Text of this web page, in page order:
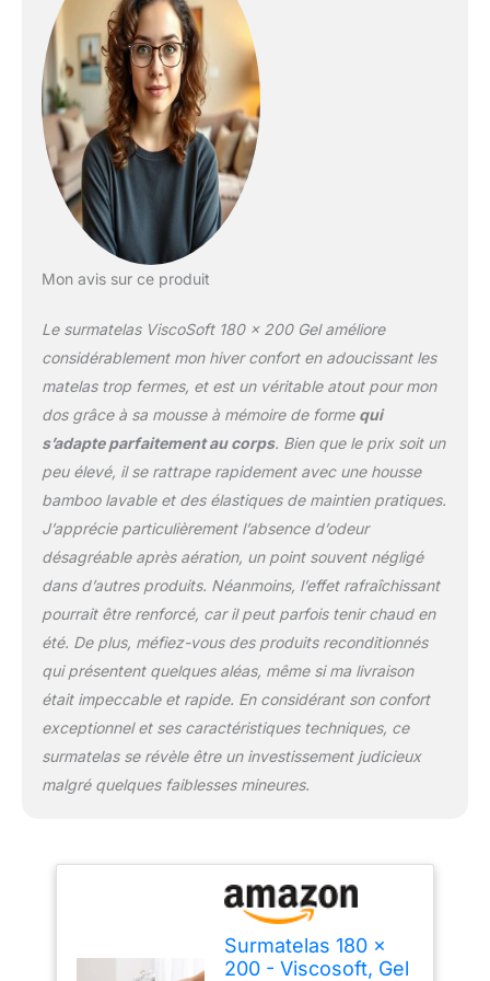
densité épouse votre
corps, soulage
efficacement les zones
sensibles et offre un
confort durable. Mousse
infusée de gel –
Respirante et légère, elle
assure une circulation de
l’air optimale pour un
sommeil frais et
dormeur bénéficie d’un
maintien individuel, le
surmatelas absorbant
tous les mouvements et
garantissant un sommeil
serein, même sur un lit
partagé. Maintien parfait
– Sangles solides et
dessous antidérapant
assurant une fixation
stable et sans glissement
sur tout matelas 180 x
200, même lorsqu’il est
matelas ou une alèse.
Housse déhoussable –
Contenant de la viscose
de bambou,
hypoallergénique, douce
au toucher et
entretenir, passe en
machine pour un lit sain
et toujours frais.
Mon avis sur ce produit
Le surmatelas ViscoSoft 180 x 200 Gel améliore
considérablement mon hiver confort en adoucissant les
matelas trop fermes, et est un véritable atout pour mon
dos grâce à sa mousse à mémoire de forme qui
s’adapte parfaitement au corps. Bien que le prix soit un
peu élevé, il se rattrape rapidement avec une housse
bamboo lavable et des élastiques de maintien pratiques.
J’apprécie particulièrement l’absence d’odeur
désagréable après aération, un point souvent négligé
dans d’autres produits. Néanmoins, l’effet rafraîchissant
pourrait être renforcé, car il peut parfois tenir chaud en
été. De plus, méfiez-vous des produits reconditionnés
qui présentent quelques aléas, même si ma livraison
était impeccable et rapide. En considérant son confort
exceptionnel et ses caractéristiques techniques, ce
surmatelas se révèle être un investissement judicieux
malgré quelques faiblesses mineures.
Surmatelas 180 x
200 - Viscosoft, Gel